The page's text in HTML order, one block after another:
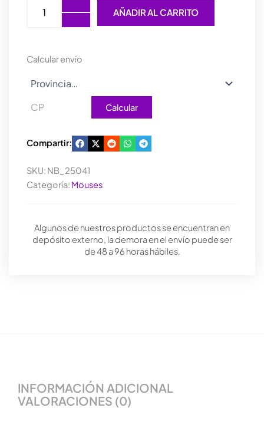
MYDO
SILENT
WIRELESS
BLUE
cantidad
AÑADIR AL CARRITO
Calcular envío
Calcular
Compartir:
SKU: NB_25041
Categoría: Mouses
Algunos de nuestros productos se encuentran en
depósito externo, la demora en el envío puede ser
de 48 a 96 horas hábiles.
INFORMACIÓN ADICIONAL
VALORACIONES (0)